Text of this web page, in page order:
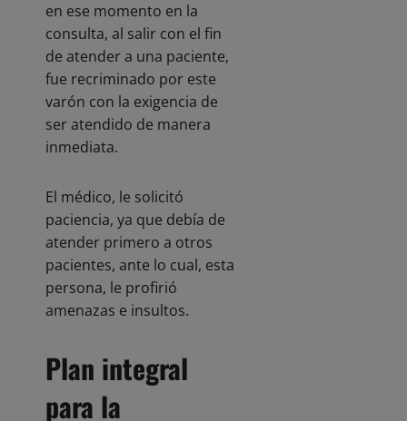
en ese momento en la
consulta, al salir con el fin
de atender a una paciente,
fue recriminado por este
varón con la exigencia de
ser atendido de manera
inmediata.
El médico, le solicitó
paciencia, ya que debía de
atender primero a otros
pacientes, ante lo cual, esta
persona, le profirió
amenazas e insultos.
Plan integral
para la